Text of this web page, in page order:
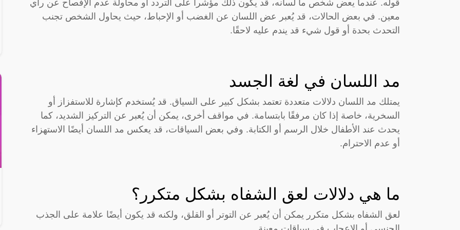
قوله. عندما يعض شخص ما لسانه، قد يكون ذلك مؤشراً على التردد أو محاولة عدم الإفصاح عن رأي
معين. في بعض الحالات، قد يُعبر عض اللسان عن الغضب أو الإحباط، حيث يحاول الشخص تجنب
التحدث بحدة أو قول شيء قد يندم عليه لاحقًا.
مد اللسان في لغة الجسد
يمتلك مد اللسان دلالات متعددة تعتمد بشكل كبير على السياق. قد يُستخدم كإشارة للاستفزاز أو
السخرية، خاصة إذا كان مرفقًا بابتسامة. في مواقف أخرى، يمكن أن يُعبر عن التركيز الشديد، كما
يحدث عند الأطفال خلال الرسم أو الكتابة. وفي بعض السياقات، قد يعكس مد اللسان أيضًا الاستهزاء
أو عدم الاحترام.
ما هي دلالات لعق الشفاه بشكل متكرر؟
لعق الشفاه بشكل متكرر يمكن أن يُعبر عن التوتر أو القلق، ولكنه قد يكون أيضًا علامة على الجذب